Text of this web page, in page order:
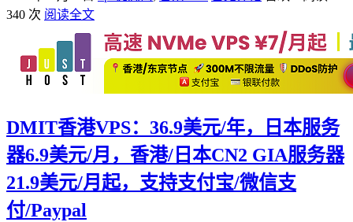
340 次 阅读全文
DMIT香港VPS：36.9美元/年，日本服务
器6.9美元/月，香港/日本CN2 GIA服务器
21.9美元/月起，支持支付宝/微信支
付/Paypal